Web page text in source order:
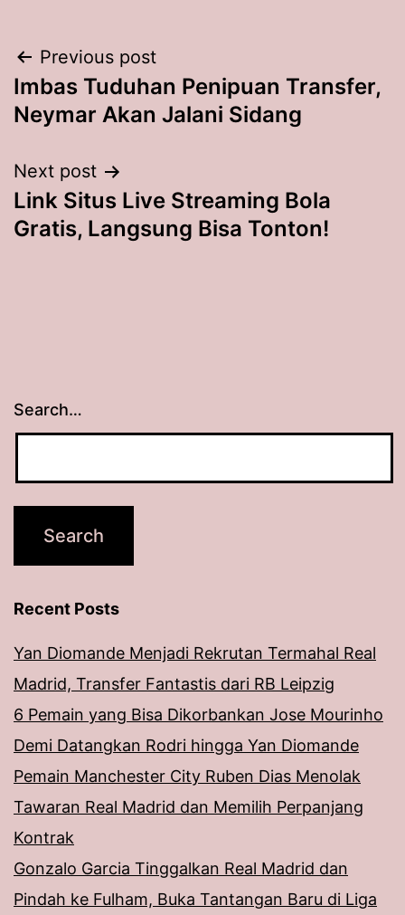
Post
navigation
Previous post
Imbas Tuduhan Penipuan Transfer,
Neymar Akan Jalani Sidang
Next post
Link Situs Live Streaming Bola
Gratis, Langsung Bisa Tonton!
Search…
Recent Posts
Yan Diomande Menjadi Rekrutan Termahal Real
Madrid, Transfer Fantastis dari RB Leipzig
6 Pemain yang Bisa Dikorbankan Jose Mourinho
Demi Datangkan Rodri hingga Yan Diomande
Pemain Manchester City Ruben Dias Menolak
Tawaran Real Madrid dan Memilih Perpanjang
Kontrak
Gonzalo Garcia Tinggalkan Real Madrid dan
Pindah ke Fulham, Buka Tantangan Baru di Liga